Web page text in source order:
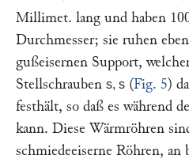
Millimet. lang und haben
Durchmesser; sie ruhen
gußeisernen Support,
Stellschrauben s, s (Fig. 5)
festhält, so daß es während
kann. Diese Wärmröhren
schmiedeeiserne Röhren, an